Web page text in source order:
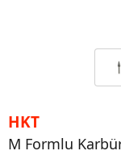
HKT
M Formlu